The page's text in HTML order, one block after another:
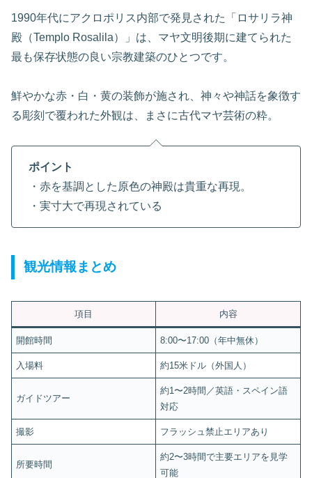
1990年代にアクロポリス内部で発見された「ロサリラ神
殿（Templo Rosalila）」は、マヤ文明後期に建てられた
最も保存状態の良い宗教建築のひとつです。
鮮やかな赤・白・黄の装飾が施され、神々や神話を象徴す
る彫刻で覆われた外観は、まさに古代マヤ芸術の粋。
ポイント
・赤を基調とした原色の神殿は貴重な再現。
・実寸大で再現されている
観光情報まとめ
項目 内容
開館時間 8:00〜17:00（年中無休）
入場料 約15米ドル（外国人）
ガイドツアー
約1〜2時間／英語・スペイン語
対応
撮影 フラッシュ禁止エリアあり
所要時間
約2〜3時間で主要エリアを見学
可能